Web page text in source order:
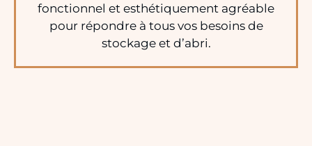
fonctionnel et esthétiquement agréable
pour répondre à tous vos besoins de
stockage et d’abri.